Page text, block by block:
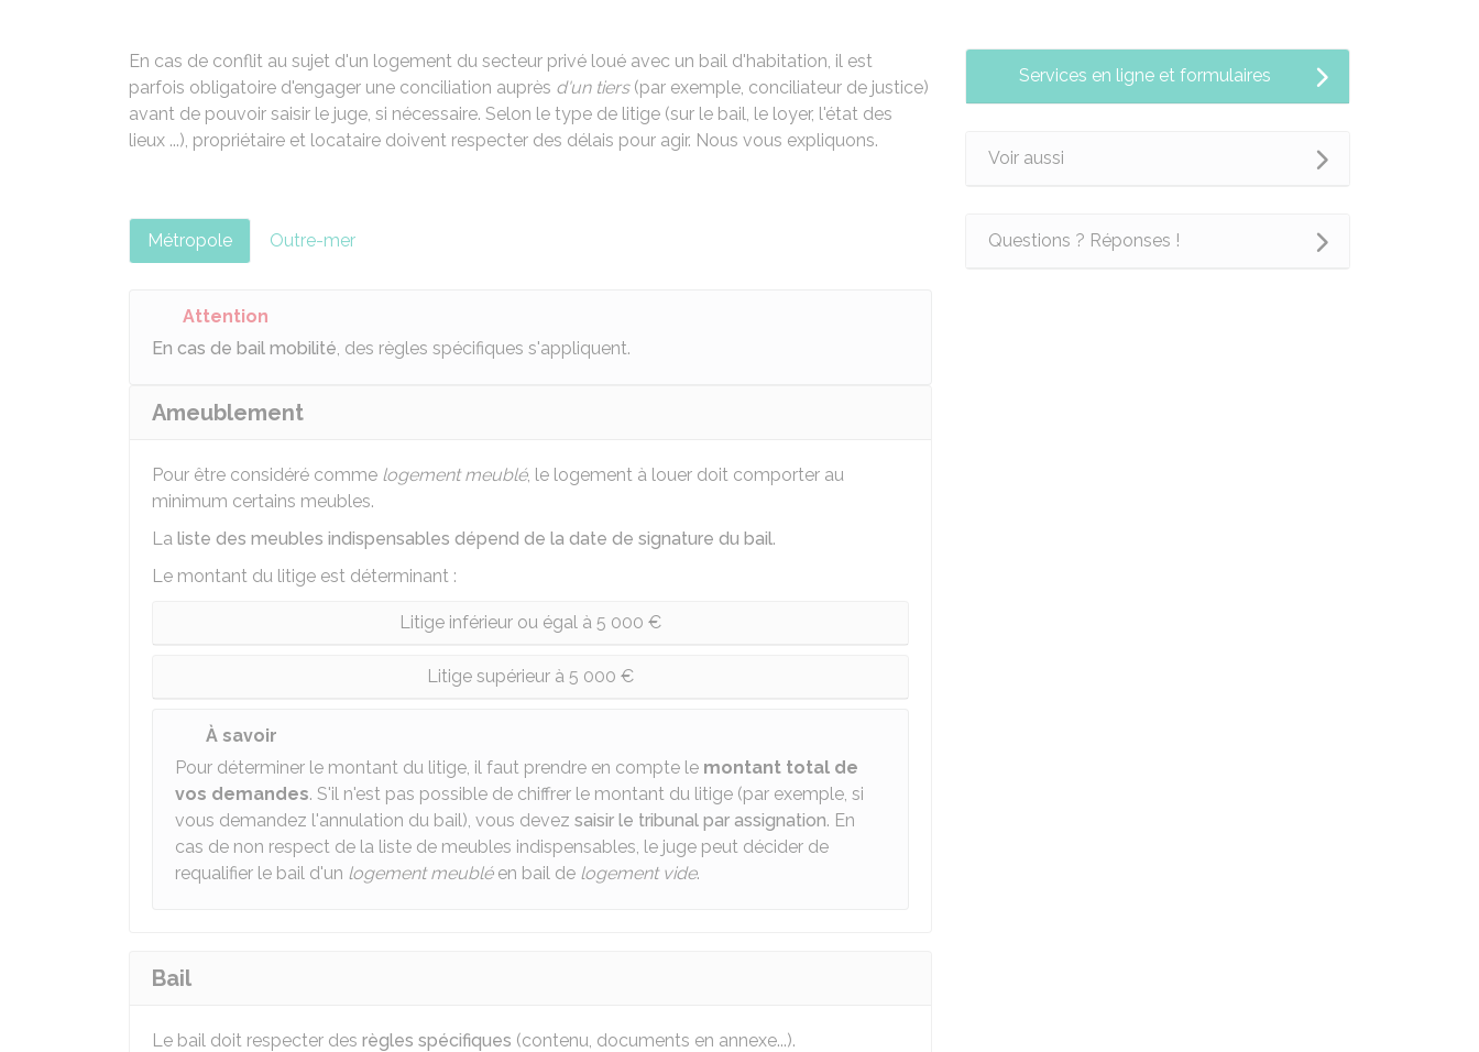
En cas de conflit au sujet d'un logement du secteur privé loué avec un bail d'habitation, il est
parfois obligatoire d'engager une conciliation auprès d'un tiers(par exemple, conciliateur de justice)
avant de pouvoir saisir le juge, si nécessaire. Selon le type de litige (sur le bail, le loyer, l'état des
lieux ...), propriétaire et locataire doivent respecter des délais pour agir. Nous vous expliquons.
Métropole Outre-mer
Attention
En cas de bail mobilité, des règles spécifiques s'appliquent.
Ameublement
Pour être considéré comme logement meublé, le logement à louer doit comporter au
minimum certains meubles.
La liste des meubles indispensables dépend de la date de signature du bail.
Le montant du litige est déterminant :
Litige inférieur ou égal à 5 000 €
Litige supérieur à 5 000 €
À savoir
Pour déterminer le montant du litige, il faut prendre en compte le montant total de
vos demandes. S'il n'est pas possible de chiffrer le montant du litige (par exemple, si
vous demandez l'annulation du bail), vous devez saisir le tribunal par assignation. En
cas de non respect de la liste de meubles indispensables, le juge peut décider de
requalifier le bail d'un logement meubléen bail de logement vide.
Bail
Le bail doit respecter des règles spécifiques (contenu, documents en annexe...).
Services en ligne et formulaires
Voir aussi
Questions ? Réponses !